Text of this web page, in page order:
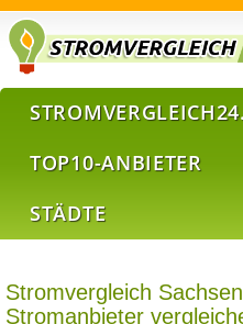
TOP10-ANBIETER
STÄDTE
Stromvergleich
Stromanbieter